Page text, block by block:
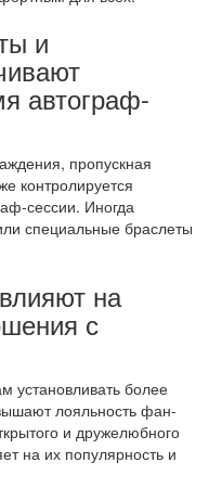
и
автограф-
пропускная
контролируется
сессии. Иногда
специальные браслеты
на
с
установливать более
лояльность фан-
и дружелюбного
на их популярность и